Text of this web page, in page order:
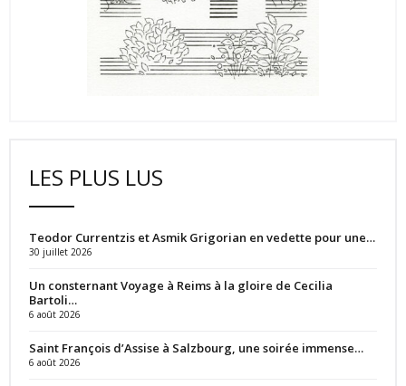
LES PLUS LUS
Teodor Currentzis et Asmik Grigorian en vedette pour une…
30 juillet 2026
Un consternant Voyage à Reims à la gloire de Cecilia
Bartoli…
6 août 2026
Saint François d’Assise à Salzbourg, une soirée immense…
6 août 2026